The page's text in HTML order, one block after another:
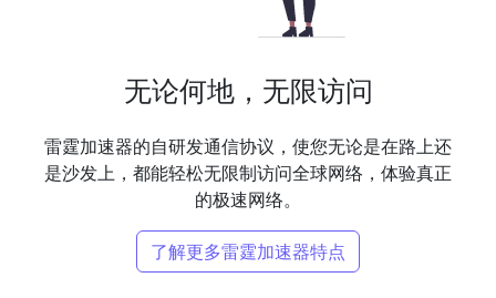
无论何地，无限访问
雷霆加速器的自研发通信协议，使您无论是在路上还
是沙发上，都能轻松无限制访问全球网络，体验真正
的极速网络。
了解更多雷霆加速器特点